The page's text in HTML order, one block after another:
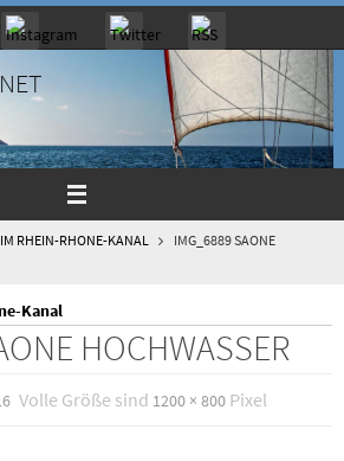
RHEIN-RHONE-KANAL
IMG_6889 SAONE
Kanal
HOCHWASSER
Volle Größe sind 1200 × 800Pixel